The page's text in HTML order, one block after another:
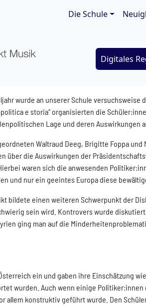
Main
Die Schule
Digitales
wurde an unserer Schule
e storia“ organisierten die
Lage und deren Auswirkungen
Waltraud Deeg, Brigitte Foppa
über die Auswirkungen der
waren sich die anwesenden
und nur ein geeintes Europa diese
bildete einen weiteren Schwerpunkt der
sein wird. Kontrovers wurde
ging man auf die
ein und gaben ihre Einschätzung
wurden. Auch wenn einige
allem konstruktiv geführt wurde. Den